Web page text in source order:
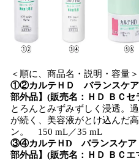
＜順に、商品名・説明・容量＞
①②カルテＨＤ バランスケア
部外品】(販売名：ＨＤ ＢＣセ
とろんとみずみずしく浸透。
が続く、美容液がとけ込んだ
ン。 150 mL／35 mL
③④カルテＨD バランスケア
部外品】(販売名：ＨＤ ＢＣエ